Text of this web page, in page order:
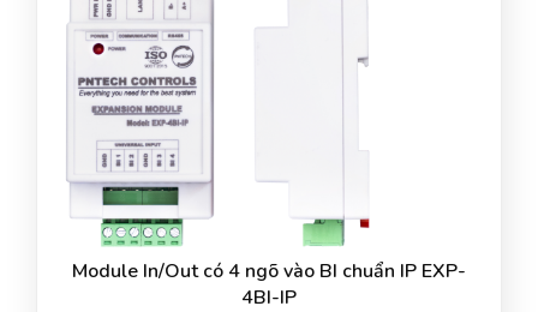
Module In/Out có 4 ngõ vào BI chuẩn IP EXP-
4BI-IP